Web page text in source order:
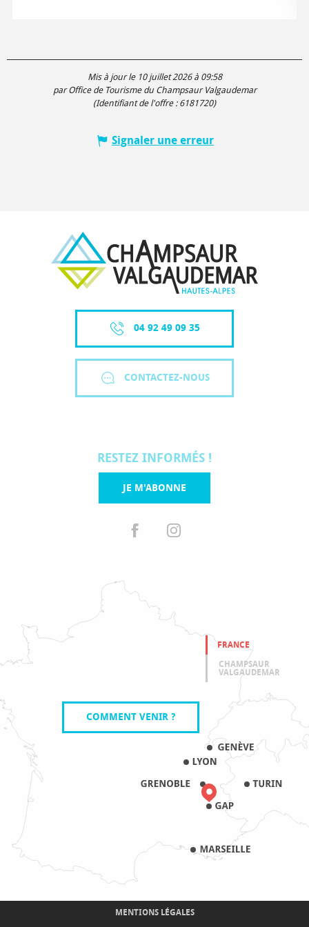
Mis à jour le 10 juillet 2026 à 09:58
par Office de Tourisme du Champsaur Valgaudemar
(Identifiant de l'offre : 6181720)
Signaler une erreur
04 92 49 09 35
CONTACTEZ-NOUS
RESTEZ INFORMÉS !
JE M'ABONNE
FRANCE
CHAMPSAUR
VALGAUDEMAR
COMMENT VENIR ?
MENTIONS LÉGALES